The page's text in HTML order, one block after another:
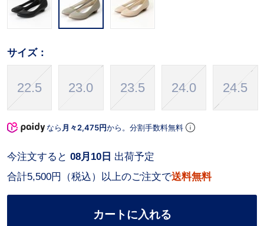
サイズ：
22.5 23.0 23.5 24.0 24.5
なら 月々2,475円から。分割手数料無料
合計5,500円（税込）以上のご注文で送料無料
今注文すると 08月10日 出荷予定
カートに入れる